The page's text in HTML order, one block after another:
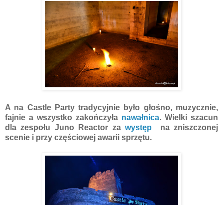
A na Castle Party tradycyjnie było głośno, muzycznie,
fajnie a wszystko zakończyła nawałnica. Wielki szacun
dla zespołu Juno Reactor za występ
na zniszczonej
scenie i przy częściowej awarii sprzętu.